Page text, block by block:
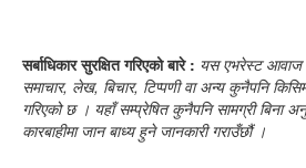
सर्बाधिकार सुरक्षित गरिएको बारे : यस एभरेस्ट आवाज
समाचार, लेख, बिचार, टिप्पणी वा अन्य कुनैपनि
गरिएको छ । यहाँ सम्प्रेषित कुनैपनि सामग्री बिना
कारबाहीमा जान बाध्य हुने जानकारी गराउँछौं ।